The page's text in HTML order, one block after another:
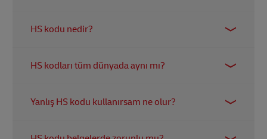
kodunun kısaltmasıdır.
HS kodu nedir?
üzerinden küresel olarak standart şekilde
HS kodları tüm dünyada aynı mı?
tarafından standartlaştırılmıştır ve tüm dünyada
ülkeleri) daha detaylı sınıflandırma için ek haneler
Yanlış HS kodu kullanırsam ne olur?